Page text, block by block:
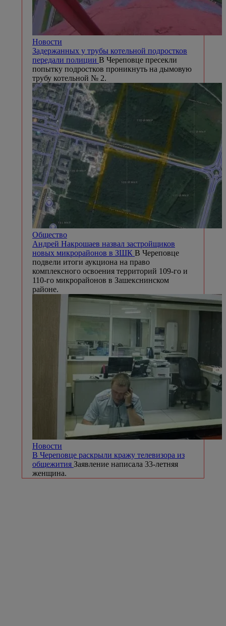
Новости
Задержанных у трубы котельной подростков
передали полиции В Череповце пресекли
попытку подростков проникнуть на дымовую
трубу котельной № 2.
Общество
Андрей Накрошаев назвал застройщиков
новых микрорайонов в ЗШК В Череповце
подвели итоги аукциона на право
комплексного освоения территорий 109-го и
110-го микрорайонов в Зашекснинском
районе.
Новости
В Череповце раскрыли кражу телевизора из
общежития Заявление написала 33-летняя
женщина.